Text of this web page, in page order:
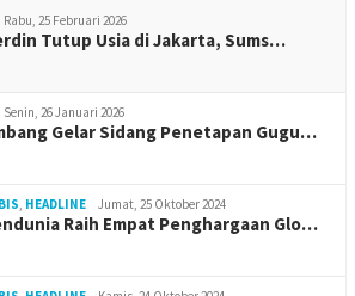
Rabu, 25 Februari 2026
Tutup Usia di Jakarta, Sums…
Senin, 26 Januari 2026
Gelar Sidang Penetapan Gugu…
, HEADLINE Jumat, 25 Oktober 2024
Raih Empat Penghargaan Glo…